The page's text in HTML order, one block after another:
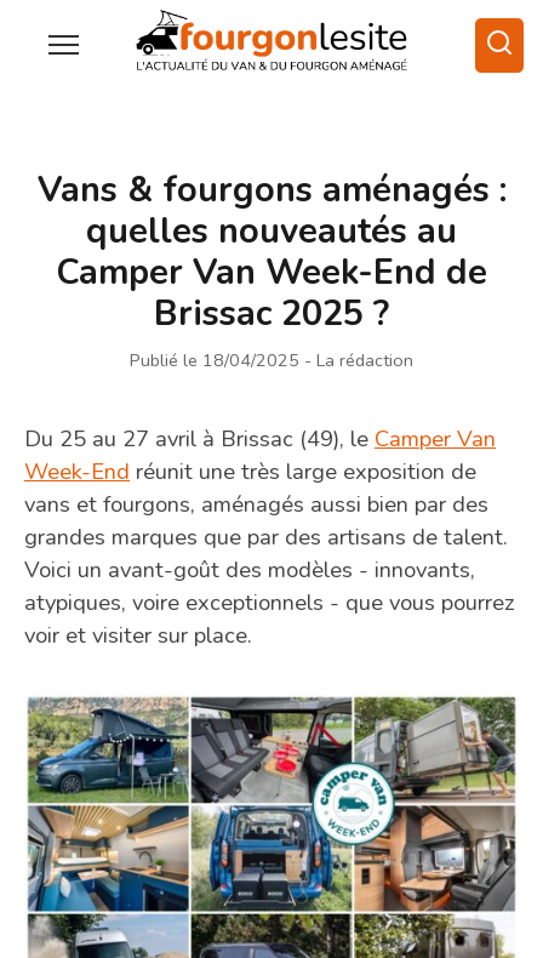
Vans & fourgons aménagés :
quelles nouveautés au
Camper Van Week-End de
Brissac 2025 ?
Publié le 18/04/2025 - La rédaction
Du 25 au 27 avril à Brissac (49), le Camper Van
Week-End réunit une très large exposition de
vans et fourgons, aménagés aussi bien par des
grandes marques que par des artisans de talent.
Voici un avant-goût des modèles - innovants,
atypiques, voire exceptionnels - que vous pourrez
voir et visiter sur place.